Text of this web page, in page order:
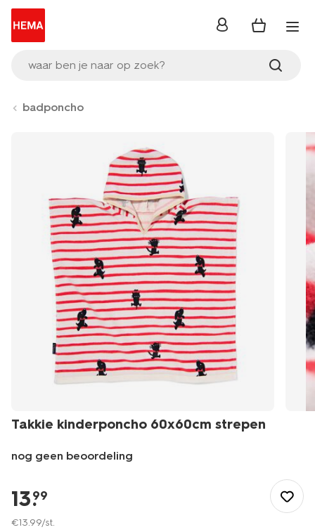
waar ben je naar op zoek?
inloggen
badponcho
Takkie kinderponcho 60x60cm strepen
nog geen beoordeling
slapen/badkamer/badponcho/takkie-
kinderponcho-
60x60cm-
13.
99
€13.99/st.